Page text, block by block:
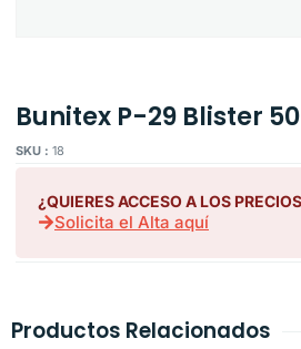
Bunitex P-29 Blister
SKU : 18
¿QUIERES ACCESO A LOS
Solicita el Alta aquí
Productos Relacionados